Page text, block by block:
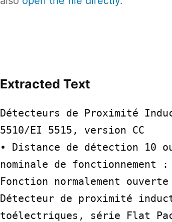
Extracted Text
Détecteurs de Proximité
5510/EI 5515, version CC
• Distance de détection 10
nominale de fonctionnement :
Fonction normalement
Détecteur de proximité
toélectriques, série Flat